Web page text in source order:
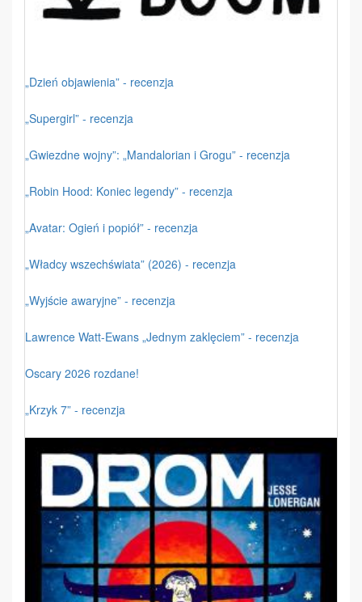
„Dzień objawienia” - recenzja
„Supergirl” - recenzja
„Gwiezdne wojny”: „Mandalorian i Grogu” - recenzja
„Robin Hood: Koniec legendy” - recenzja
„Avatar: Ogień i popiół” - recenzja
„Władcy wszechświata” (2026) - recenzja
„Wyjście awaryjne” - recenzja
Lawrence Watt-Ewans „Jednym zaklęciem” - recenzja
Oscary 2026 rozdane!
„Krzyk 7” - recenzja